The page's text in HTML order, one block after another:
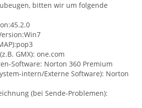
bitten wir um folgende
GMX): one.com
Software: Norton 360 Premium
intern/Externe Software): Norton
(bei Sende-Problemen):